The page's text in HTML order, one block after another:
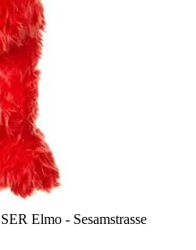
Elmo - Sesamstrasse